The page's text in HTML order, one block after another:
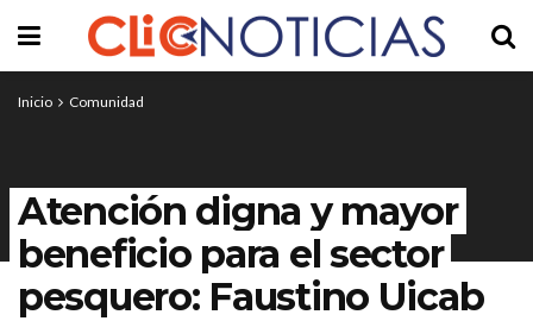
Inicio Comunidad
Atención digna y mayor
beneficio para el sector
pesquero: Faustino Uicab